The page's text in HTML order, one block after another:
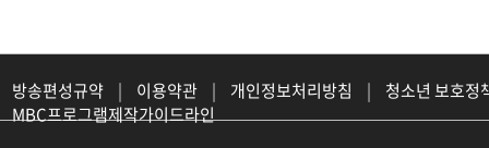
방송편성규약 | 이용약관 | 개인정보처리방침 |
청소년 보호정
MBC프로그램제작가이드라인